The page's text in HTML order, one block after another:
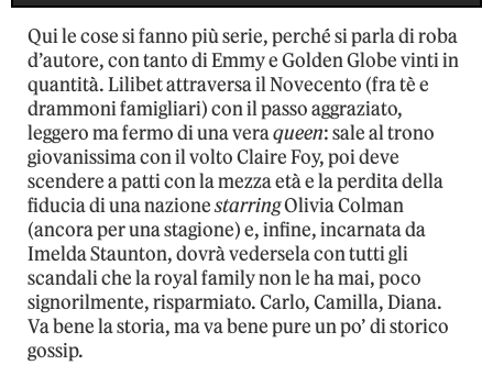
Qui le cose si fanno più serie, perché si parla di roba
d’autore, con tanto di Emmy e Golden Globe vinti in
quantità. Lilibet attraversa il Novecento (fra tè e
drammoni famigliari) con il passo aggraziato,
leggero ma fermo di una veraqueen: sale al trono
giovanissima con il volto Claire Foy, poi deve
scendere a patti con la mezza età e la perdita della
fiducia di una nazionestarringOlivia Colman
(ancora per una stagione) e, infine, incarnata da
Imelda Staunton, dovrà vedersela con tutti gli
scandali che la royal family non le ha mai, poco
signorilmente, risparmiato. Carlo, Camilla, Diana.
Va bene la storia, ma va bene pure un po’ di storico
gossip.